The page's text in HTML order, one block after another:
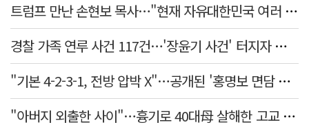
트럼프 만난 손현보 목사…"현재 자유대한민국 여러 면에서 어려움"
경찰 가족 연루 사건 117건…'장윤기 사건' 터지자 뒤늦게 전수조사
"기본 4-2-3-1, 전방 압박 X"…공개된 '홍명보 면담 수첩'
"아버지 외출한 사이"…흉기로 40대母 살해한 고교 자퇴생, 구속 기로에